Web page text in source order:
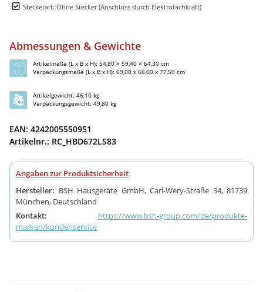
Steckerart: Ohne Stecker (Anschluss durch Elektrofachkraft)
Abmessungen & Gewichte
Artikelmaße (L x B x H): 54,80 × 59,40 × 64,30 cm
Verpackungsmaße (L x B x H): 69,00 x 66,00 x 77,50 cm
Artikelgewicht: 46,10 kg
Verpackungsgewicht: 49,80 kg
EAN: 4242005550951
Artikelnr.: RC_HBD672LS83
Angaben zur Produktsicherheit
Hersteller: BSH Hausgeräte GmbH, Carl-Wery-Straße 34, 81739
München, Deutschland
Kontakt: https://www.bsh-group.com/de/produkte-
marken/kundenservice